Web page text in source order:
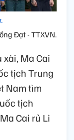
Đạt - TTXVN.
Ma Cai
tịch Trung
Nam tìm
tịch
Cai rủ Li